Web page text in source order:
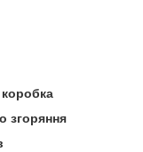
згоряння